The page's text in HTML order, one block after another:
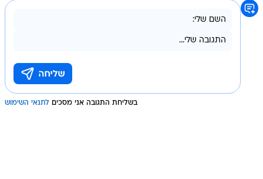
בשליחת התגובה אני מסכים לתנאי השימוש